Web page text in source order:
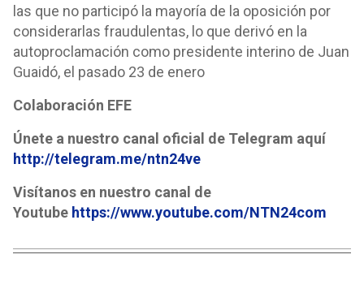
las que no participó la mayoría de la oposición por
considerarlas fraudulentas, lo que derivó en la
autoproclamación como presidente interino de Juan
Guaidó, el pasado 23 de enero
Colaboración EFE
Únete a nuestro canal oficial de Telegram aquí
http://telegram.me/ntn24ve
Visítanos en nuestro canal de
Youtube https://www.youtube.com/NTN24com